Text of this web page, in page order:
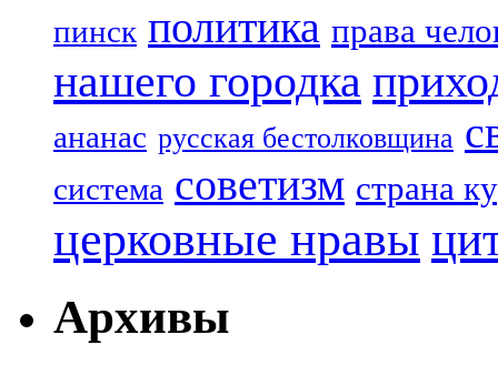
пинск политика права
нашего городка
ананас русская бестолковщина
система советизм страна
церковные нравы
Архивы